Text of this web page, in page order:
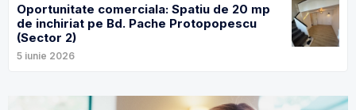
Oportunitate comerciala: Spatiu de 20 mp
de inchiriat pe Bd. Pache Protopopescu
(Sector 2)
5 iunie 2026